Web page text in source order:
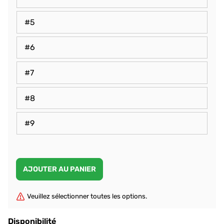
#5
#6
#7
#8
#9
Veuillez sélectionner toutes les options.
Disponibilité